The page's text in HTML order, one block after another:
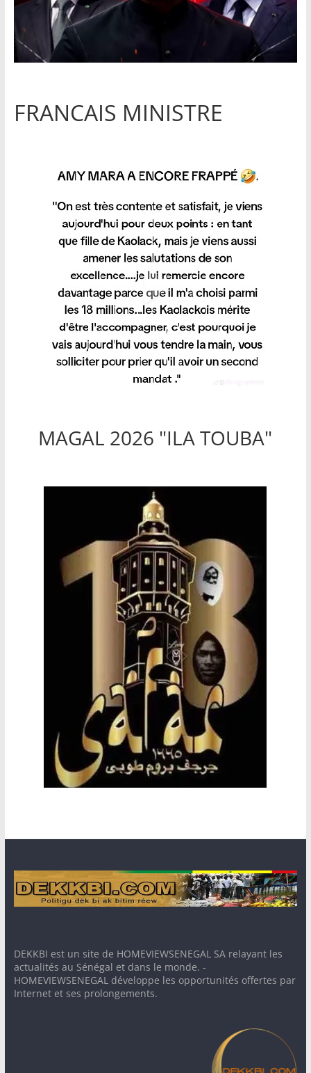
FRANCAIS MINISTRE
MAGAL 2026 "ILA TOUBA"
DEKKBI est un site de HOMEVIEWSENEGAL SA relayant les
actualités au Sénégal et dans le monde. -
HOMEVIEWSENEGAL développe les opportunités offertes par
Internet et ses prolongements.